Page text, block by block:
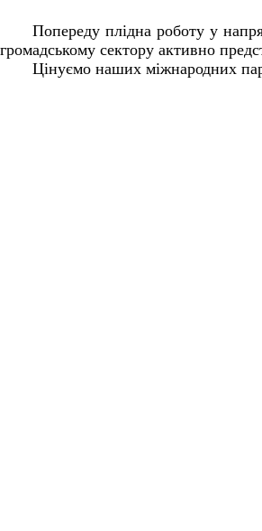
Попереду плідна роботу у
громадському сектору активно
Цінуємо наших міжнародних